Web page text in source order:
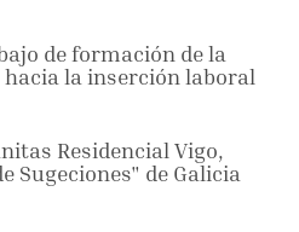
de formación de la
hacia la inserción laboral
Residencial Vigo,
Sugeciones" de Galicia